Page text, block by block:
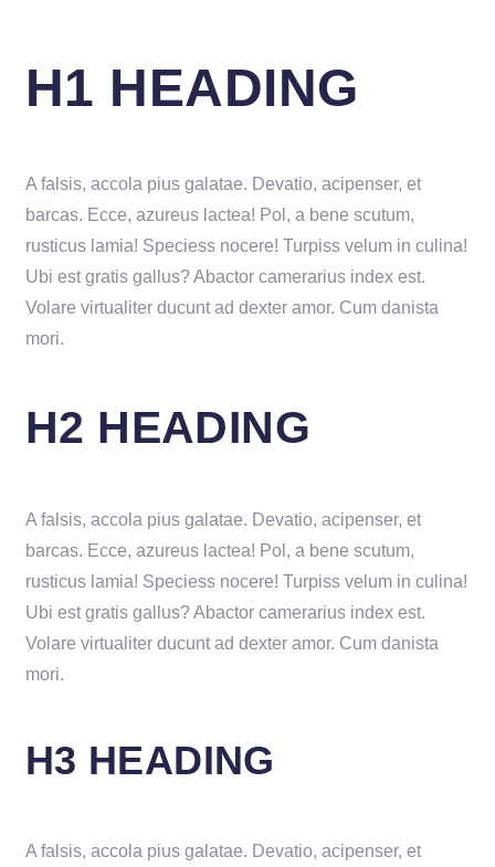
H1 HEADING
A falsis, accola pius galatae. Devatio, acipenser, et
barcas. Ecce, azureus lactea! Pol, a bene scutum,
rusticus lamia! Speciess nocere! Turpiss velum in culina!
Ubi est gratis gallus? Abactor camerarius index est.
Volare virtualiter ducunt ad dexter amor. Cum danista
mori.
H2 HEADING
A falsis, accola pius galatae. Devatio, acipenser, et
barcas. Ecce, azureus lactea! Pol, a bene scutum,
rusticus lamia! Speciess nocere! Turpiss velum in culina!
Ubi est gratis gallus? Abactor camerarius index est.
Volare virtualiter ducunt ad dexter amor. Cum danista
mori.
H3 HEADING
A falsis, accola pius galatae. Devatio, acipenser, et